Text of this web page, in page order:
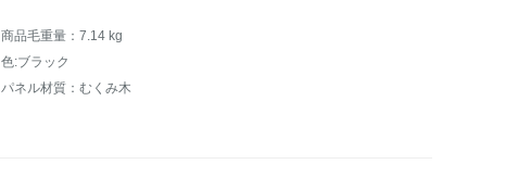
商品毛重量：7.14 kg
色:ブラック
パネル材質：むくみ木